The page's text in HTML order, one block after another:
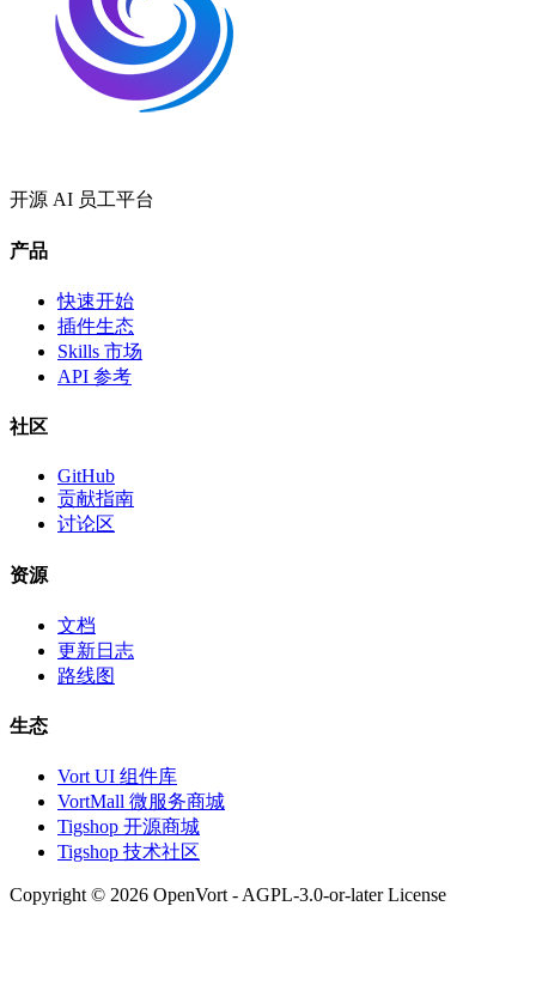
开源 AI 员工平台
产品
快速开始
插件生态
Skills 市场
API 参考
社区
GitHub
贡献指南
讨论区
资源
文档
更新日志
路线图
生态
Vort UI 组件库
VortMall 微服务商城
Tigshop 开源商城
Tigshop 技术社区
Copyright © 2026 OpenVort - AGPL-3.0-or-later License